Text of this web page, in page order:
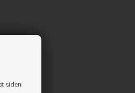
siden